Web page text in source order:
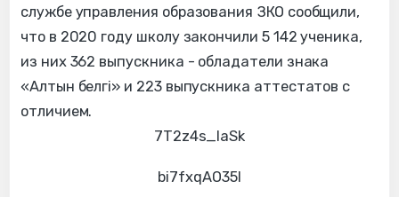
службе управления образования ЗКО сообщили,
что в 2020 году школу закончили 5 142 ученика,
из них 362 выпускника - обладатели знака
«Алтын белгі» и 223 выпускника аттестатов с
отличием.
7T2z4s_IaSk
bi7fxqAO35I